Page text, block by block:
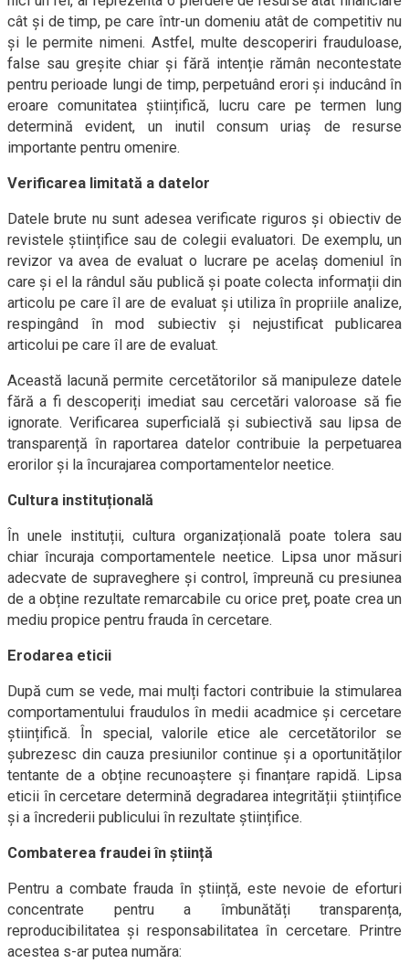
cât și de timp, pe care într-un domeniu atât de competitiv nu
și le permite nimeni. Astfel, multe descoperiri frauduloase,
false sau greșite chiar și fără intenție rămân necontestate
pentru perioade lungi de timp, perpetuând erori și inducând în
eroare comunitatea științifică, lucru care pe termen lung
determină evident, un inutil consum uriaș de resurse
importante pentru omenire.
Verificarea limitată a datelor
Datele brute nu sunt adesea verificate riguros și obiectiv de
revistele științifice sau de colegii evaluatori. De exemplu, un
revizor va avea de evaluat o lucrare pe acelaș domeniul în
care și el la rândul său publică și poate colecta informații din
articolu pe care îl are de evaluat și utiliza în propriile analize,
respingând în mod subiectiv și nejustificat publicarea
articolui pe care îl are de evaluat.
Această lacună permite cercetătorilor să manipuleze datele
fără a fi descoperiți imediat sau cercetări valoroase să fie
ignorate. Verificarea superficială și subiectivă sau lipsa de
transparență în raportarea datelor contribuie la perpetuarea
erorilor și la încurajarea comportamentelor neetice.
Cultura instituțională
În unele instituții, cultura organizațională poate tolera sau
chiar încuraja comportamentele neetice. Lipsa unor măsuri
adecvate de supraveghere și control, împreună cu presiunea
de a obține rezultate remarcabile cu orice preț, poate crea un
mediu propice pentru frauda în cercetare.
Erodarea eticii
După cum se vede, mai mulți factori contribuie la stimularea
comportamentului fraudulos în medii acadmice și cercetare
științifică. În special, valorile etice ale cercetătorilor se
șubrezesc din cauza presiunilor continue și a oportunităților
tentante de a obține recunoaștere și finanțare rapidă. Lipsa
eticii în cercetare determină degradarea integrității științifice
și a încrederii publicului în rezultate științifice.
Combaterea fraudei în știință
Pentru a combate frauda în știință, este nevoie de eforturi
concentrate pentru a îmbunătăți transparența,
reproducibilitatea și responsabilitatea în cercetare. Printre
acestea s-ar putea număra: